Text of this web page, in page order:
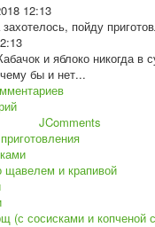
12:13
пойду
и яблоко никогда в
бы и нет...
JComments
щавелем и крапивой
(с сосисками и копченой